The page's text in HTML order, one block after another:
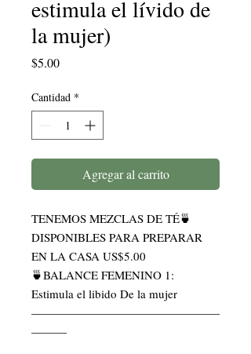
estimula el lívido de
la mujer)
$5.00Precio
Cantidad *
Agregar al carrito
TENEMOS MEZCLAS DE TÉ🍵
DISPONIBLES PARA PREPARAR
EN LA CASA US$5.00
🍵BALANCE FEMENINO 1:
Estimula el libido De la mujer
————————————————
———